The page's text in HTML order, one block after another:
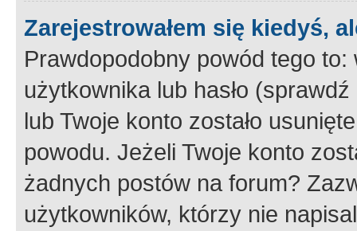
Zarejestrowałem się kiedyś,
Prawdopodobny powód tego to:
użytkownika lub hasło
lub Twoje konto zostało
powodu. Jeżeli Twoje konto
żadnych postów na forum?
użytkowników, którzy nie